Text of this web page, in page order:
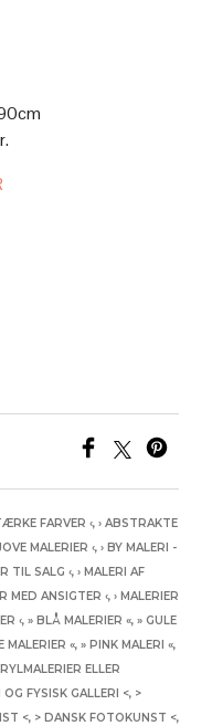
BAG
efter købet)
FARVER ‹, › ABSTRAKTE
MALERIER ‹, › BY MALERI -
TIL SALG ‹, › MALERI AF
MED ANSIGTER ‹, › MALERIER
‹, » BLÅ MALERIER «, » GULE
MALERIER «, » PINK MALERI «,
ELLER
FYSISK GALLERI <, >
<, > DANSK FOTOKUNST <,